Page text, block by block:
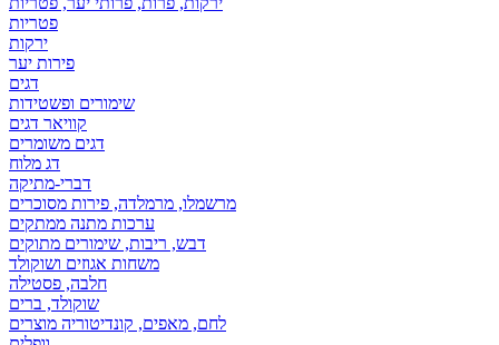
פטריות
ירקות
פירות יער
דגים
שימורים ופשטידות
קוויאר דגים
דגים משומרים
דג מלוח
דברי-מתיקה
מרשמלו, מרמלדה, פירות מסוכרים
ערכות מתנה ממתקים
דבש, ריבות, שימורים מתוקים
משחות אגוזים ושוקולד
חלבה, פסטילה
שוקולד, ברים
לחם, מאפים, קונדיטוריה מוצרים